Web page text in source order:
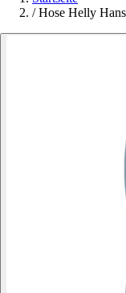
/ Hose Helly